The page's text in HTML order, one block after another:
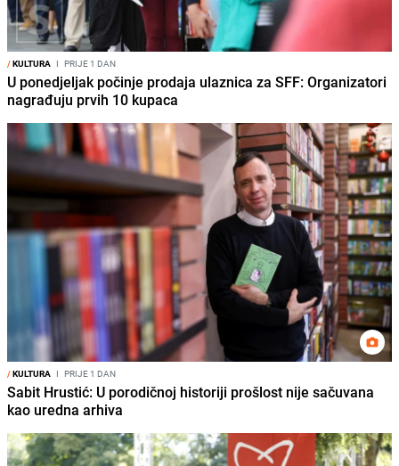
/KULTURA I PRIJE 1 DAN
U ponedjeljak počinje prodaja ulaznica za SFF: Organizatori
nagrađuju prvih 10 kupaca
/KULTURA I PRIJE 1 DAN
Sabit Hrustić: U porodičnoj historiji prošlost nije sačuvana
kao uredna arhiva